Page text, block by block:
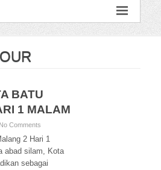
BATU
1 MALAM
No Comments
2 Hari 1
abad silam, Kota
sebagai